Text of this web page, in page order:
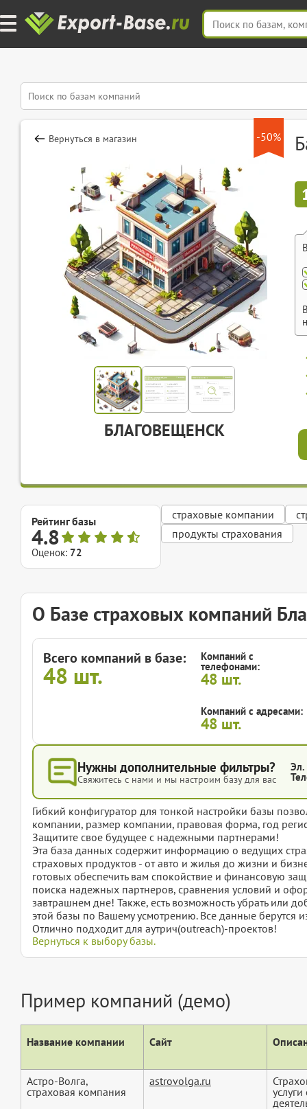
-50%
Вернуться в магазин
БЛАГОВЕЩЕНСК
Рейтинг базы
4.8
Оценок: 72
страховые компании
продукты страхования
О Базе страховых компаний
Всего компаний в базе:
48 шт.
Компаний с
телефонами:
48 шт.
Компаний с адресами:
48 шт.
Нужны дополнительные фильтры?
Свяжитесь с нами и мы настроим базу для вас
Эл.
Гибкий конфигуратор для тонкой настройки базы
компании, размер компании, правовая форма, год
Защитите свое будущее с надежными партнерами!
Эта база данных содержит информацию о ведущих
страховых продуктов - от авто и жилья до жизни и
готовых обеспечить вам спокойствие и финансовую
поиска надежных партнеров, сравнения условий и
завтрашнем дне! Также, есть возможность убрать или
этой базы по Вашему усмотрению. Все данные берутся
Отлично подходит для аутрич(outreach)-проектов!
Вернуться к выбору базы.
Пример компаний (демо)
Название компании Сайт
Астро-Волга,
страховая компания
astrovolga.ru